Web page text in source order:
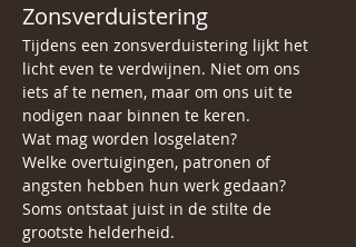
Zonsverduistering
Tijdens een zonsverduistering lijkt het
licht even te verdwijnen. Niet om ons
iets af te nemen, maar om ons uit te
nodigen naar binnen te keren.
Wat mag worden losgelaten?
Welke overtuigingen, patronen of
angsten hebben hun werk gedaan?
Soms ontstaat juist in de stilte de
grootste helderheid.